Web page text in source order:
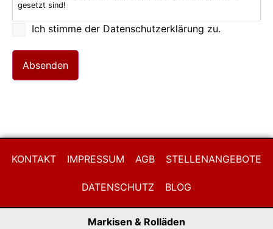
gesetzt sind!
Ich stimme der Datenschutzerklärung zu.
KONTAKT IMPRESSUM AGB STELLENANGEBOTE
DATENSCHUTZ BLOG
Markisen & Rolläden